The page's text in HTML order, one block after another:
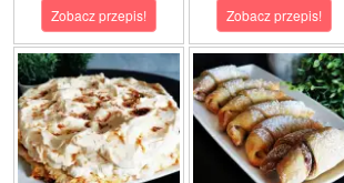
Zobacz przepis! Zobacz przepis!